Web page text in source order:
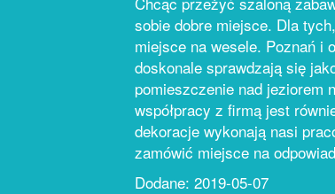
sobie dobre miejsce. Dla
miejsce na wesele. Poznań i
doskonale sprawdzają się
pomieszczenie nad jeziorem
współpracy z firmą jest
dekoracje wykonają nasi
zamówić miejsce na
Dodane: 2019-05-07